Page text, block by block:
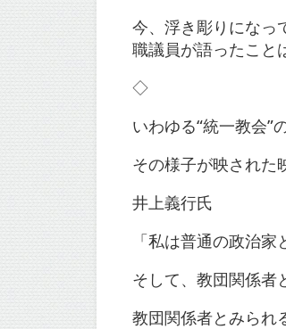
今、浮き彫りになっ
職議員が語ったこと
◇
いわゆる“統一教会”
その様子が映された
井上義行氏
「私は普通の政治家
そして、教団関係者
教団関係者とみられ